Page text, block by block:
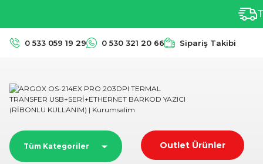
0 533 059 19 29 0 530 321 20 66 Sipariş Takibi
Tüm Kategoriler Outlet Ürünler